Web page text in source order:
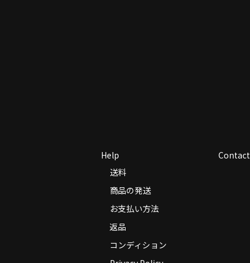
Help
送料
商品の発送
お支払い方法
返品
コンディション
Contact